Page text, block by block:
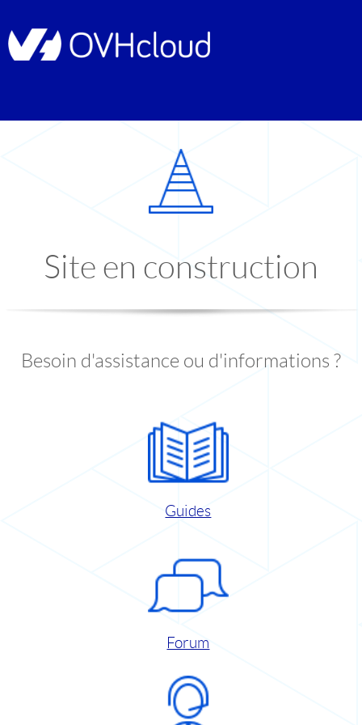
Site en construction
Besoin d'assistance ou d'informations ?
Guides
Forum